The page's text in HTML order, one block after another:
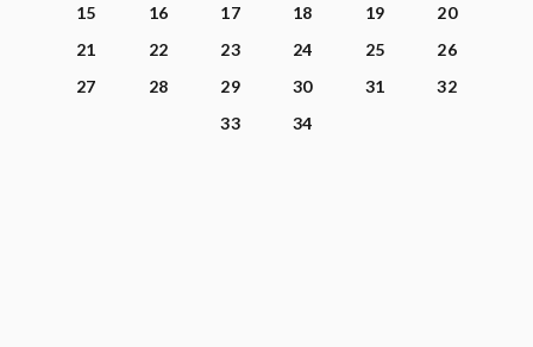
15
16 17 18 19
20
21
22 23 24 25
26
27
28 29 30 31
32
33
34